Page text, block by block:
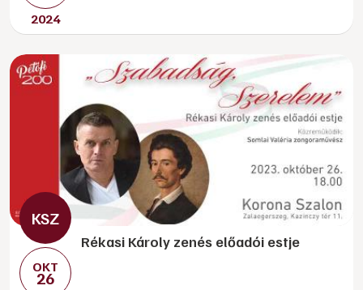
2024
OKT
26
Rékasi Károly zenés előadói estje